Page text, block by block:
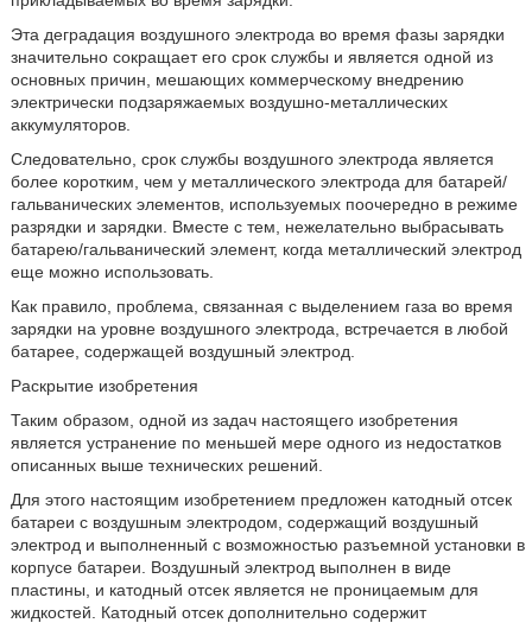
Эта деградация воздушного электрода во время фазы зарядки
значительно сокращает его срок службы и является одной из
основных причин, мешающих коммерческому внедрению
электрически подзаряжаемых воздушно-металлических
аккумуляторов.
Следовательно, срок службы воздушного электрода является
более коротким, чем у металлического электрода для батарей/
гальванических элементов, используемых поочередно в режиме
разрядки и зарядки. Вместе с тем, нежелательно выбрасывать
батарею/гальванический элемент, когда металлический электрод
еще можно использовать.
Как правило, проблема, связанная с выделением газа во время
зарядки на уровне воздушного электрода, встречается в любой
батарее, содержащей воздушный электрод.
Раскрытие изобретения
Таким образом, одной из задач настоящего изобретения
является устранение по меньшей мере одного из недостатков
описанных выше технических решений.
Для этого настоящим изобретением предложен катодный отсек
батареи с воздушным электродом, содержащий воздушный
электрод и выполненный с возможностью разъемной установки в
корпусе батареи. Воздушный электрод выполнен в виде
пластины, и катодный отсек является не проницаемым для
жидкостей. Катодный отсек дополнительно содержит